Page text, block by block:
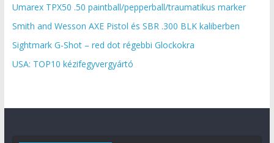
Umarex TPX50 .50 paintball/pepperball/traumatikus marker
Smith and Wesson AXE Pistol és SBR .300 BLK kaliberben
Sightmark G-Shot – red dot régebbi Glockokra
USA: TOP10 kézifegyvergyártó